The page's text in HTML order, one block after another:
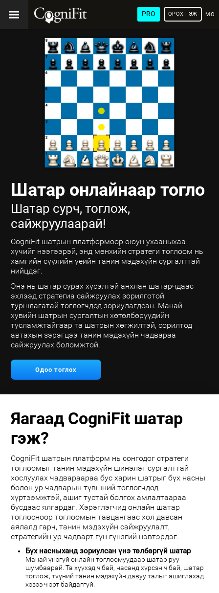
PRO ОРОХ ГЭЖ
Шатар онлайнаар тогло
Шатар сурч, тоглож,
сайжруулаарай!
CogniFit шатрын платформоор оюун ухааныхаа
хүчийг нээгээрэй, энд мөнхийн стратеги тоглоом нь
хамгийн сүүлийн үеийн танин мэдэхүйн сургалттай
нийцдэг.
Энэ нь шатар сурах хүсэлтэй анхлан шатарчдаас
эхлээд стратегиа сайжруулах зорилготой
туршлагатай тоглогчдод зориулагдсан. Манай
хувийн шатрын сургалтын хөтөлбөрүүдийн
тусламжтайгаар та шатрын хөгжилтэй, сорилтод
автахын зэрэгцээ танин мэдэхүйн чадвараа
сайжруулах боломжтой.
Одоо тоглох
Яагаад CogniFit шатар
гэж?
CogniFit шатрын платформ нь сонгодог стратеги
тоглоомыг танин мэдэхүйн шинэлэг сургалттай
хослуулах чадвараараа бус харин шатрыг бүх насны
болон ур чадварын түвшний тоглогчдод
хүртээмжтэй, ашиг тустай болгох амлалтаараа
бусдаас ялгардаг. Хэрэглэгчид онлайн шатар
тоглосноор тоглоомын тавцангаас хол давсан
аялалд гарч, танин мэдэхүйн сайжруулалт,
стратегийн ур чадварт гүн гүнзгий нэвтэрдэг.
Бүх насныханд зориулсан үнэ төлбөргүй шатар
Манай үнэгүй онлайн тоглоомуудаар шатар руу
шумбаарай. Та хүүхэд ч бай, насанд хүрсэн ч бай, шатар
тоглож, түүний танин мэдэхүйн давуу талыг ашиглахад
хэзээ ч эрт байдаггүй.